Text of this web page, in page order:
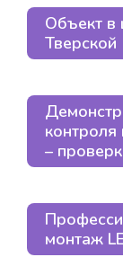
Объект в
Тверской
–
монтаж